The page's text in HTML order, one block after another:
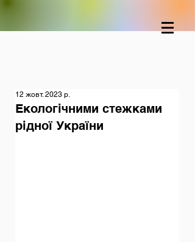
Екологічними стежками
рідної України
12 жовт. 2023 р.